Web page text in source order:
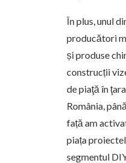
În plus, unul
producători
și produse
construcții
de piaţă în
România,
față am
piața
segmentul